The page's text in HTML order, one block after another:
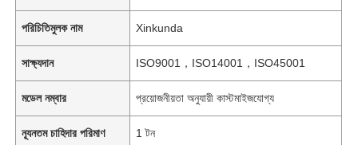
পরিচিতিমুলক নাম Xinkunda
সাক্ষ্যদান ISO9001，ISO14001，ISO45001
মডেল নম্বার প্রয়োজনীয়তা অনুযায়ী কাস্টমাইজযোগ্য
ন্যূনতম চাহিদার পরিমাণ 1 টন